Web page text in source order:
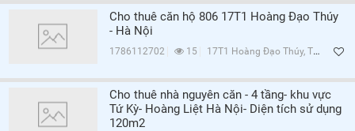
Cho thuê căn hộ 806 17T1 Hoàng Đạo Thúy
- Hà Nội
1786112702 15 17T1 Hoàng Đạo Thúy, Trung Hòa, Q.Cầu Giấy, Hà Nội
Cho thuê nhà nguyên căn - 4 tầng- khu vực
Tứ Kỳ- Hoàng Liệt Hà Nội- Diện tích sử dụng
120m2